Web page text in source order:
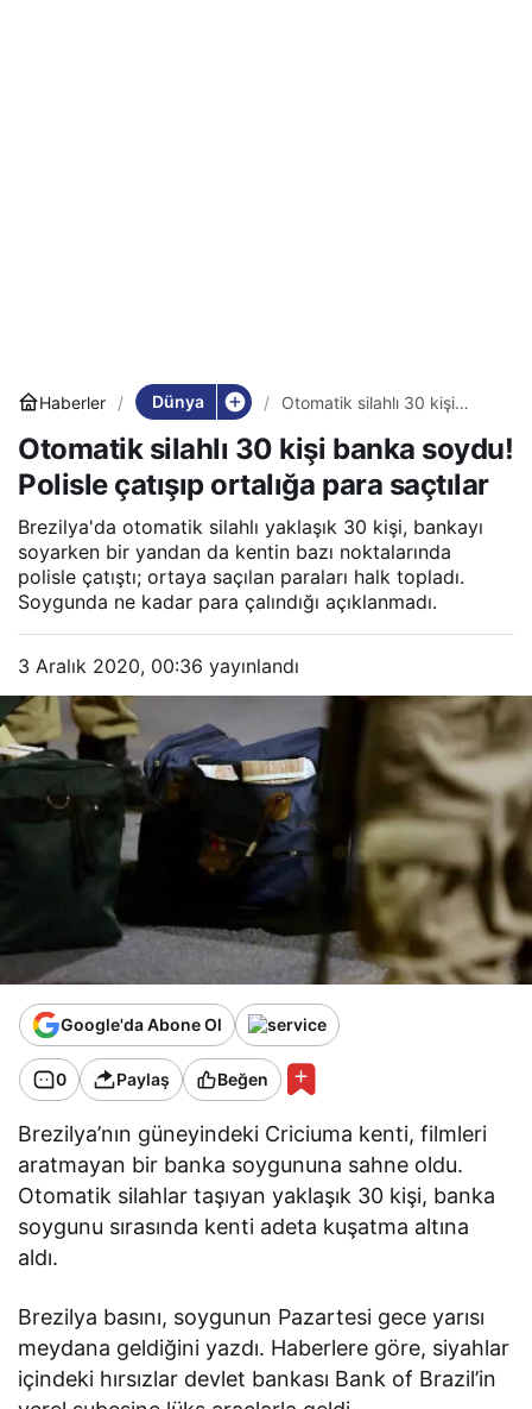
Haberler Dünya
Otomatik silahlı 30 kişi
ortalığa para saçtılar
Otomatik silahlı 30 kişi banka soydu!
Polisle çatışıp ortalığa para saçtılar
Brezilya'da otomatik silahlı yaklaşık 30 kişi, bankayı
soyarken bir yandan da kentin bazı noktalarında
polisle çatıştı; ortaya saçılan paraları halk topladı.
Soygunda ne kadar para çalındığı açıklanmadı.
3 Aralık 2020, 00:36 yayınlandı
Google'da Abone Ol
0 Paylaş Beğen
Brezilya’nın güneyindeki Criciuma kenti, filmleri
aratmayan bir banka soygununa sahne oldu.
Otomatik silahlar taşıyan yaklaşık 30 kişi, banka
soygunu sırasında kenti adeta kuşatma altına
aldı.
Brezilya basını, soygunun Pazartesi gece yarısı
meydana geldiğini yazdı. Haberlere göre, siyahlar
içindeki hırsızlar devlet bankası Bank of Brazil’in